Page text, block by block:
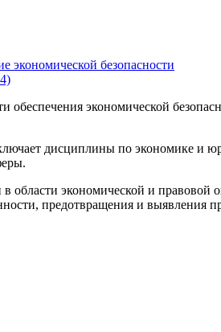
экономической безопасности
экономической
дисциплины по экономике и
экономической и правовой
предотвращения и выявления